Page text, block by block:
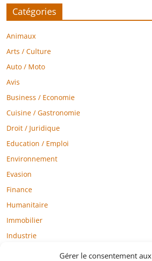
Gérer le consentement aux
Catégories
Animaux
Arts / Culture
Auto / Moto
Avis
Business / Economie
Cuisine / Gastronomie
Droit / Juridique
Education / Emploi
Environnement
Evasion
Finance
Humanitaire
Immobilier
Industrie